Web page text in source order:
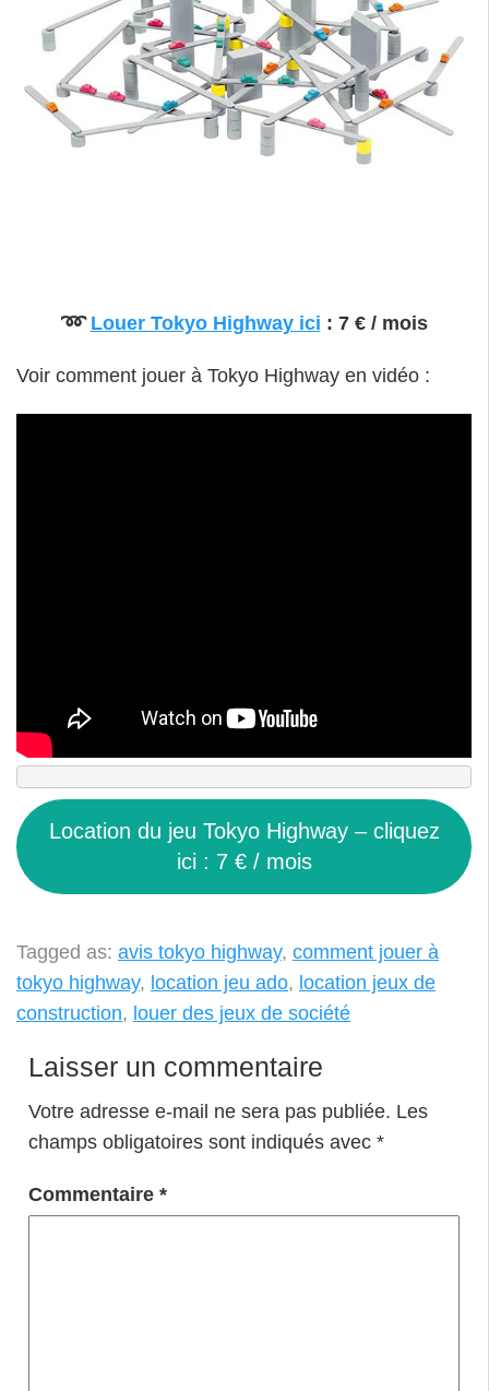
➿ Louer Tokyo Highway ici : 7 € / mois
Voir comment jouer à Tokyo Highway en vidéo :
Location du jeu Tokyo Highway – cliquez
ici : 7 € / mois
Tagged as: avis tokyo highway, comment jouer à
tokyo highway, location jeu ado, location jeux de
construction, louer des jeux de société
Laisser un commentaire
Votre adresse e-mail ne sera pas publiée. Les
champs obligatoires sont indiqués avec *
Commentaire *